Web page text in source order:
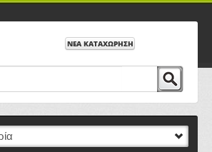
ΝΕΑ ΚΑΤΑΧΩΡΗΣΗ